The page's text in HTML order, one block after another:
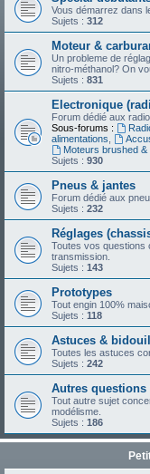
Vous démarrez dans
Sujets : 312
Moteur &
Un probleme de
nitro-méthanol? On
Sujets : 831
Electronique
Forum dédié aux
Sous-forums :
alimentations
Moteurs brushed &
Sujets : 930
Pneus & jantes
Forum dédié aux
Sujets : 232
Réglages
Toutes vos questions
transmission.
Sujets : 143
Prototypes
Tout engin 100%
Sujets : 118
Astuces &
Toutes les astuces
Sujets : 242
Autres
Tout autre sujet
modélisme.
Sujets : 186